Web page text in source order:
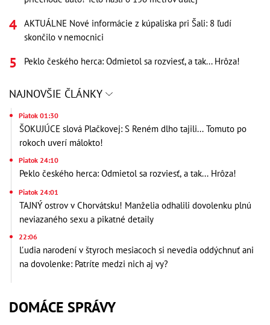
AKTUÁLNE Nové informácie z kúpaliska pri Šali: 8 ľudí
skončilo v nemocnici
Peklo českého herca: Odmietol sa rozviesť, a tak... Hrôza!
NAJNOVŠIE ČLÁNKY
Piatok 01:30
ŠOKUJÚCE slová Plačkovej: S Reném dlho tajili... Tomuto po
rokoch uverí málokto!
Piatok 24:10
Peklo českého herca: Odmietol sa rozviesť, a tak... Hrôza!
Piatok 24:01
TAJNÝ ostrov v Chorvátsku! Manželia odhalili dovolenku plnú
neviazaného sexu a pikatné detaily
22:06
Ľudia narodení v štyroch mesiacoch si nevedia oddýchnuť ani
na dovolenke: Patríte medzi nich aj vy?
DOMÁCE SPRÁVY